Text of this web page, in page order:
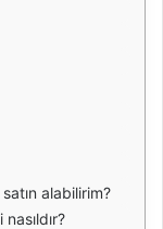
alabilirim?